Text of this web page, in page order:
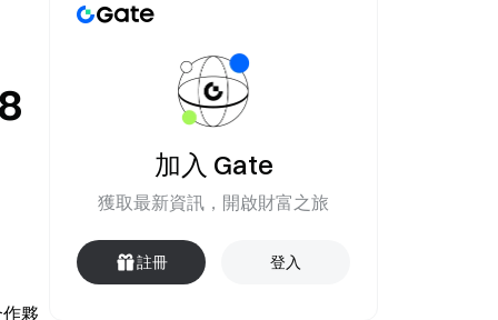
夥
加入 Gate
獲取最新資訊，開啟財富之旅
註冊 登入